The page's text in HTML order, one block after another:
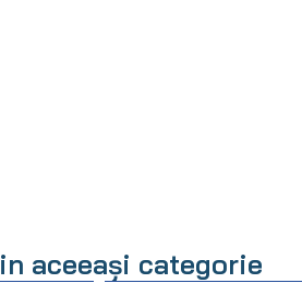
aceeași categorie